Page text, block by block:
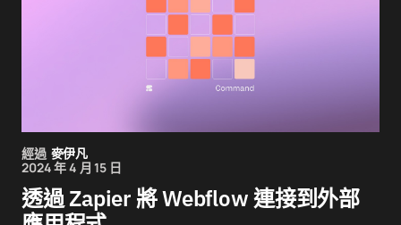
經過 麥伊凡
2024 年 4 月 15 日
透過 Zapier 將 Webflow 連接到外部